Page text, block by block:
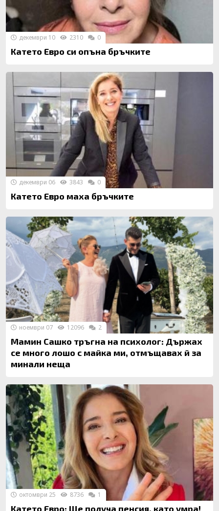
Катето Евро си опъна бръчките
декември 10 2310 0
Катето Евро маха бръчките
декември 06 3843 0
Мамин Сашко тръгна на психолог: Държах
се много лошо с майка ми, отмъщавах й за
минали неща
ноември 07 12096 2
Катето Евро: Ще получа пенсия, като умра!
октомври 25 8736 1